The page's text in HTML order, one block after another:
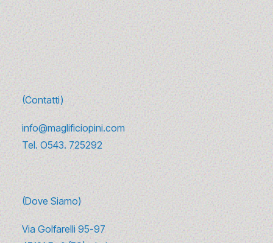
Su di noi →
(Contatti)
info@maglificiopini.com
Tel.O543. 725292
(Dove Siamo)
Via Golfarelli 95-97